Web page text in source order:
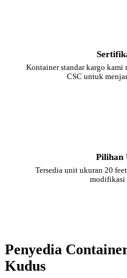
Kontainer standar kargo
CSC untuk
Pilihan
Tersedia unit ukuran 20
modifikasi
Penyedia
Kudus